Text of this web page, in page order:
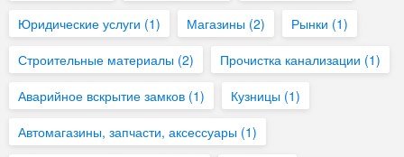
Юридические услуги (1) Магазины (2) Рынки (1)
Строительные материалы (2) Прочистка канализации (1)
Аварийное вскрытие замков (1) Кузницы (1)
Автомагазины, запчасти, аксессуары (1)